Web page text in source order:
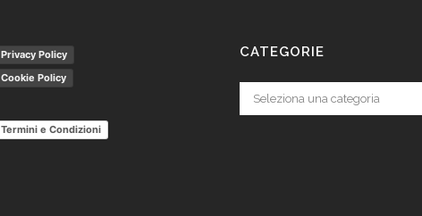
Privacy Policy
Cookie Policy
Termini e Condizioni
CATEGORIE
Categorie